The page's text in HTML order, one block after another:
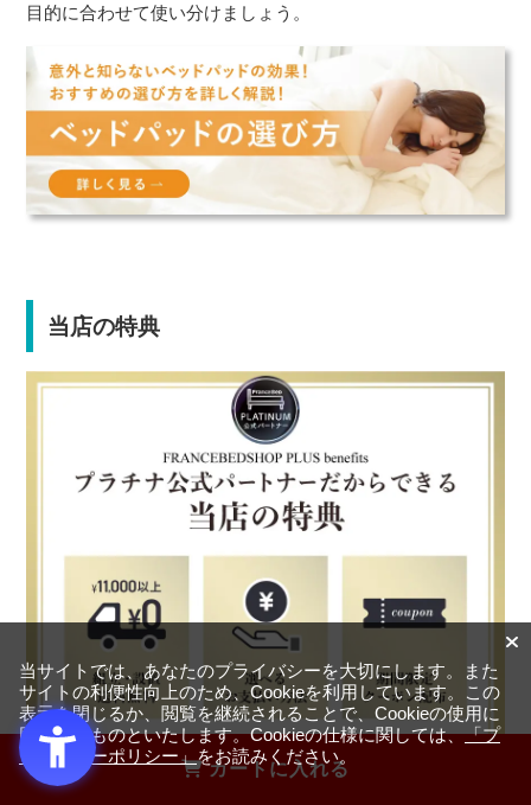
カートに入れる
目的に合わせて使い分けましょう。
当店の特典
当サイトでは、あなたのプライバシーを大切にします。また
サイトの利便性向上のため、Cookieを利用しています。この
表示を閉じるか、閲覧を継続されることで、Cookieの使用に
同意するものといたします。Cookieの仕様に関しては、「プ
ライバシーポリシー」をお読みください。